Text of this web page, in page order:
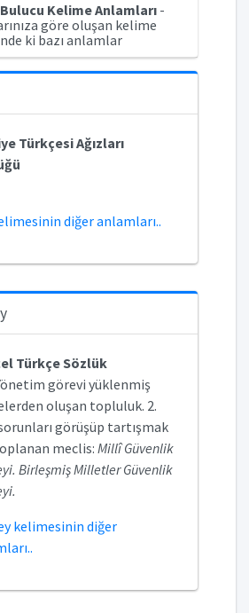
Kelime Anlamları -
göre oluşan kelime
ki bazı anlamlar
Türkçesi Ağızları
diğer anlamları..
Türkçe Sözlük
görevi yüklenmiş
oluşan topluluk. 2.
görüşüp tartışmak
meclis: Millî Güvenlik
Birleşmiş Milletler Güvenlik
kelimesinin diğer